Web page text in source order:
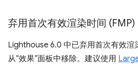
弃用首次有效渲染时间 (FMP)
Lighthouse 6.0 中已弃用首次有效渲
从“效果”面板中移除。建议使用